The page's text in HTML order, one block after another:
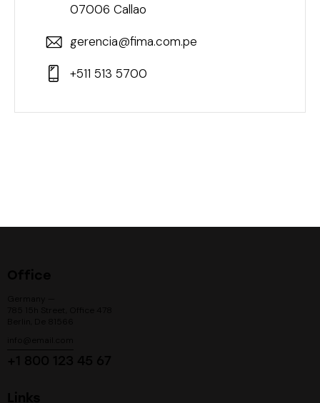
07006 Callao
gerencia@fima.com.pe
+511 513 5700